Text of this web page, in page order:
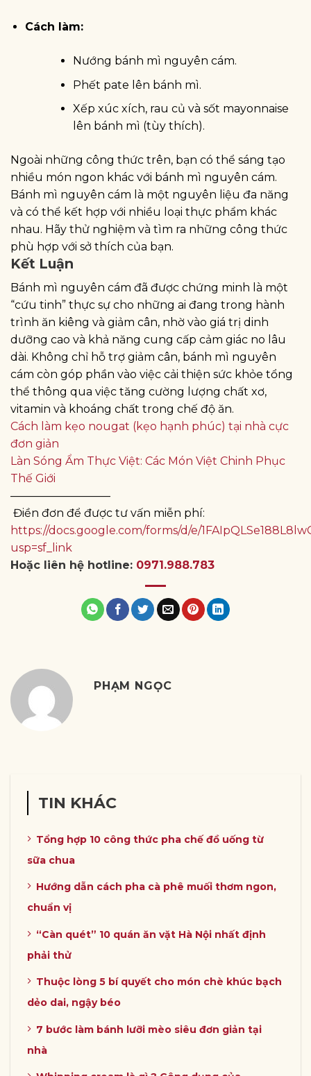
Cách làm:
Nướng bánh mì nguyên cám.
Phết pate lên bánh mì.
Xếp xúc xích, rau củ và sốt mayonnaise
lên bánh mì (tùy thích).
Ngoài những công thức trên, bạn có thể sáng tạo
nhiều món ngon khác với bánh mì nguyên cám.
Bánh mì nguyên cám là một nguyên liệu đa năng
và có thể kết hợp với nhiều loại thực phẩm khác
nhau. Hãy thử nghiệm và tìm ra những công thức
phù hợp với sở thích của bạn.
Kết Luận
Bánh mì nguyên cám đã được chứng minh là một
“cứu tinh” thực sự cho những ai đang trong hành
trình ăn kiêng và giảm cân, nhờ vào giá trị dinh
dưỡng cao và khả năng cung cấp cảm giác no lâu
dài. Không chỉ hỗ trợ giảm cân, bánh mì nguyên
cám còn góp phần vào việc cải thiện sức khỏe tổng
thể thông qua việc tăng cường lượng chất xơ,
vitamin và khoáng chất trong chế độ ăn.
Cách làm kẹo nougat (kẹo hạnh phúc) tại nhà cực
đơn giản
Làn Sóng Ẩm Thực Việt: Các Món Việt Chinh Phục
Thế Giới
—————————
Điền đơn để được tư vấn miễn phí:
https://docs.google.com/forms/d/e/
usp=sf_link
Hoặc liên hệ hotline: 0971.988.783
PHẠM NGỌC
TIN KHÁC
Tổng hợp 10 công thức pha chế đồ uống từ
sữa chua
Hướng dẫn cách pha cà phê muối thơm ngon,
chuẩn vị
“Càn quét” 10 quán ăn vặt Hà Nội nhất định
phải thử
Thuộc lòng 5 bí quyết cho món chè khúc bạch
dẻo dai, ngậy béo
7 bước làm bánh lưỡi mèo siêu đơn giản tại
nhà